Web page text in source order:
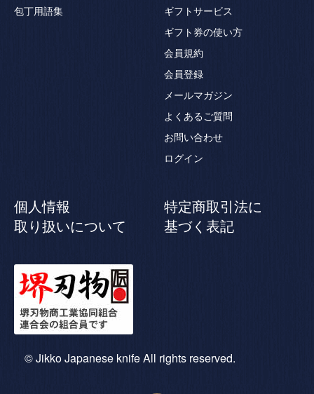
包丁用語集
ギフトサービス
ギフト券の使い方
会員規約
会員登録
メールマガジン
よくあるご質問
お問い合わせ
ログイン
個人情報
取り扱いについて
特定商取引法に
基づく表記
© Jikko Japanese knife All rights reserved.